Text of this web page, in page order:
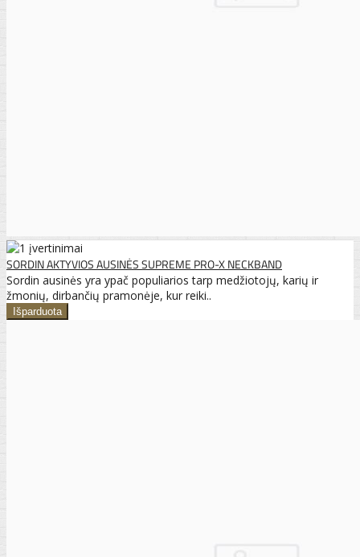
SORDIN AKTYVIOS AUSINĖS SUPREME PRO-X NECKBAND
Sordin ausinės yra ypač populiarios tarp medžiotojų, karių ir
žmonių, dirbančių pramonėje, kur reiki..